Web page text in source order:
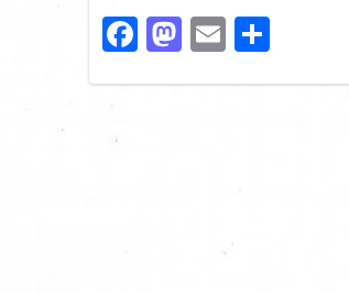
Facebook
Mastodon
EmailShare